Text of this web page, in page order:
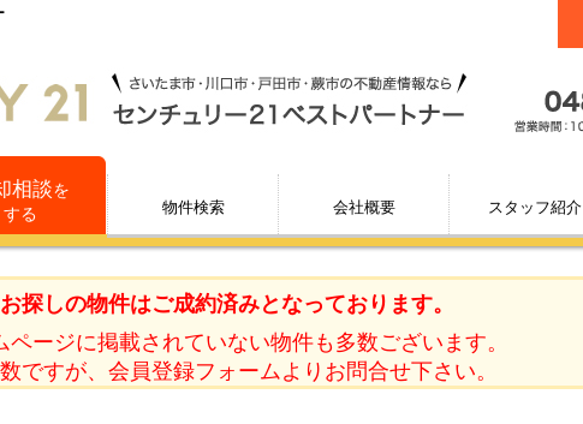
相談を
する
物件検索 会社概要 スタッフ紹介
お探しの物件はご成約済みとなっております。
ページに掲載されていない物件も多数ございます。
ですが、会員登録フォームよりお問合せ下さい。